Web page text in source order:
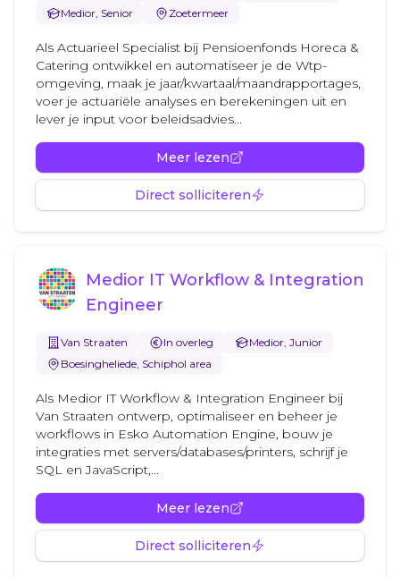
Medior, Senior
Zoetermeer
Als Actuarieel Specialist bij Pensioenfonds Horeca &
Catering ontwikkel en automatiseer je de Wtp-
omgeving, maak je jaar/kwartaal/maandrapportages,
voer je actuariële analyses en berekeningen uit en
lever je input voor beleidsadvies...
Meer lezen
Direct solliciteren
Medior IT Workflow & Integration
Engineer
Van Straaten In overleg
Medior, Junior
Boesingheliede, Schiphol area
Als Medior IT Workflow & Integration Engineer bij
Van Straaten ontwerp, optimaliseer en beheer je
workflows in Esko Automation Engine, bouw je
integraties met servers/databases/printers, schrijf je
SQL en JavaScript,...
Meer lezen
Direct solliciteren